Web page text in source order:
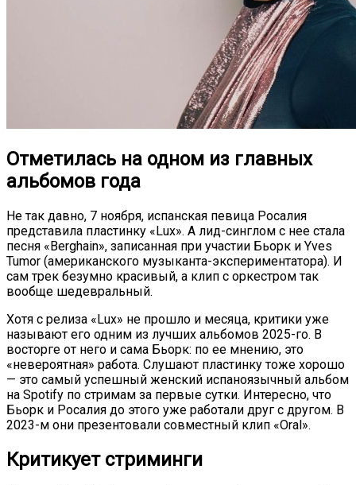
Отметилась на одном из главных
альбомов года
Не так давно, 7 ноября, испанская певица Росалия
представила пластинку «Lux». А лид-синглом с нее стала
песня «Berghain», записанная при участии Бьорк и Yves
Tumor (американского музыканта-экспериментатора). И
сам трек безумно красивый, а клип с оркестром так
вообще шедевральный.
Хотя с релиза «Lux» не прошло и месяца, критики уже
называют его одним из лучших альбомов 2025-го. В
восторге от него и сама Бьорк: по ее мнению, это
«невероятная» работа. Слушают пластинку тоже хорошо
— это самый успешный женский испаноязычный альбом
на Spotify по стримам за первые сутки. Интересно, что
Бьорк и Росалия до этого уже работали друг с другом. В
2023-м они презентовали совместный клип «Oral».
Критикует стриминги